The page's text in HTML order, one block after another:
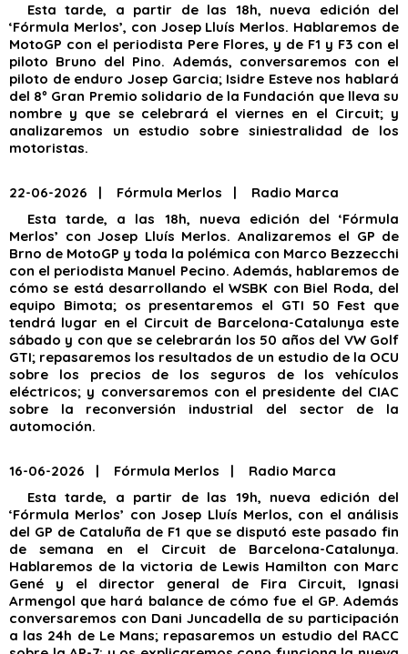
Esta tarde, a partir de las 18h, nueva edición del
‘Fórmula Merlos’, con Josep Lluís Merlos. Hablaremos de
MotoGP con el periodista Pere Flores, y de F1 y F3 con el
piloto Bruno del Pino. Además, conversaremos con el
piloto de enduro Josep Garcia; Isidre Esteve nos hablará
del 8º Gran Premio solidario de la Fundación que lleva su
nombre y que se celebrará el viernes en el Circuit; y
analizaremos un estudio sobre siniestralidad de los
motoristas.
22-06-2026 | Fórmula Merlos | Radio Marca
Esta tarde, a las 18h, nueva edición del ‘Fórmula
Merlos’ con Josep Lluís Merlos. Analizaremos el GP de
Brno de MotoGP y toda la polémica con Marco Bezzecchi
con el periodista Manuel Pecino. Además, hablaremos de
cómo se está desarrollando el WSBK con Biel Roda, del
equipo Bimota; os presentaremos el GTI 50 Fest que
tendrá lugar en el Circuit de Barcelona-Catalunya este
sábado y con que se celebrarán los 50 años del VW Golf
GTI; repasaremos los resultados de un estudio de la OCU
sobre los precios de los seguros de los vehículos
eléctricos; y conversaremos con el presidente del CIAC
sobre la reconversión industrial del sector de la
automoción.
16-06-2026 | Fórmula Merlos | Radio Marca
Esta tarde, a partir de las 19h, nueva edición del
‘Fórmula Merlos’ con Josep Lluís Merlos, con el análisis
del GP de Cataluña de F1 que se disputó este pasado fin
de semana en el Circuit de Barcelona-Catalunya.
Hablaremos de la victoria de Lewis Hamilton con Marc
Gené y el director general de Fira Circuit, Ignasi
Armengol que hará balance de cómo fue el GP. Además
conversaremos con Dani Juncadella de su participación
a las 24h de Le Mans; repasaremos un estudio del RACC